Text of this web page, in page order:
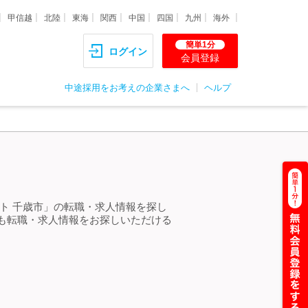
甲信越 北陸 東海 関西 中国 四国 九州 海外
ログイン
簡単1分
会員登録
中途採用をお考えの企業さまへ ヘルプ
千歳市」の転職・求人情報を探し
転職・求人情報をお探しいただける